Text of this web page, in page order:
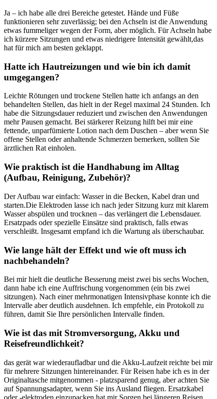
Ja‌ – ich habe alle drei Bereiche getestet. Hände und⁤ Füße
funktionieren sehr zuverlässig; ‌bei den Achseln ist die Anwendung
etwas fummeliger wegen der ⁢Form, aber möglich. Für Achseln habe
ich kürzere⁢ Sitzungen⁢ und etwas ​niedrigere Intensität gewählt,das
hat für mich am besten geklappt.
Hatte ich Hautreizungen und wie bin ich damit
umgegangen?
Leichte Rötungen und⁢ trockene ​Stellen ‌hatte ich ‌anfangs an den
behandelten Stellen, das hielt in der ‍Regel maximal 24 ​Stunden. ⁣Ich‌
habe die Sitzungsdauer reduziert und zwischen ​den Anwendungen
mehr Pausen gemacht. Bei stärkerer ⁤Reizung hilft bei‍ mir ⁤eine
‍fettende, ⁣unparfümierte Lotion nach ‌dem Duschen – ⁤aber wenn Sie
offene Stellen oder anhaltende Schmerzen bemerken, ‌sollten Sie
ärztlichen Rat einholen.
Wie praktisch ist die ⁢Handhabung⁢ im ‍Alltag
(Aufbau, ⁢Reinigung, Zubehör)?
Der Aufbau war einfach: Wasser in die Becken, Kabel ‍dran​ und
starten.Die Elektroden lasse ich nach​ jeder Sitzung ⁣kurz‌ mit klarem
Wasser abspülen und trocknen‌ – das verlängert die Lebensdauer.
Ersatzpads ‌oder spezielle ⁢Einsätze⁢ sind praktisch, falls⁢ etwas
verschleißt. Insgesamt empfand ich die Wartung als überschaubar.
Wie lange hält der Effekt und wie oft muss ​ich
nachbehandeln?
Bei mir hielt die deutliche Besserung meist zwei‍ bis sechs Wochen,⁣
dann habe ich ‌eine Auffrischung⁤ vorgenommen (ein bis zwei
sitzungen). Nach einer mehrmonatigen⁣ Intensivphase konnte ich die
Intervalle aber deutlich‌ ausdehnen. Ich empfehle, ein⁤ Protokoll zu
führen, damit ⁢Sie Ihre persönlichen‍ Intervalle ⁢finden.
Wie ist das mit Stromversorgung, Akku und‌
Reisefreundlichkeit?
das gerät⁤ war wiederaufladbar und die Akku-Laufzeit ‌reichte bei mir
für ​mehrere ​Sitzungen hintereinander. Für Reisen habe ich es ‍in der
Originaltasche⁤ mitgenommen -​ platzsparend genug, aber achten Sie
auf⁤ Spannungsadapter, wenn Sie ins Ausland fliegen. Ersatzkabel
oder -elektroden einzupacken hat mir Sorgen bei längeren Reisen